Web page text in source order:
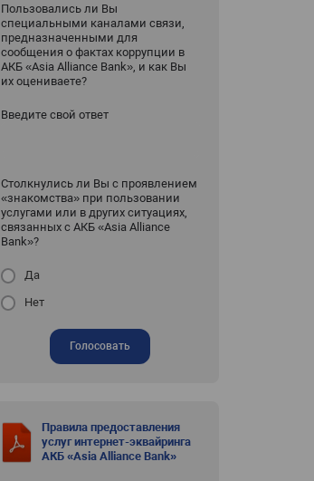
Пользовались ли Вы
специальными каналами связи,
предназначенными для
сообщения о фактах коррупции в
АКБ «Asia Alliance Bank», и как Вы
их оцениваете?
Введите свой ответ
Столкнулись ли Вы с проявлением
«знакомства» при пользовании
услугами или в других ситуациях,
связанных с АКБ «Asia Alliance
Bank»?
Да
Нет
Голосовать
Правила предоставления
услуг интернет-эквайринга
АКБ «Asia Alliance Bank»